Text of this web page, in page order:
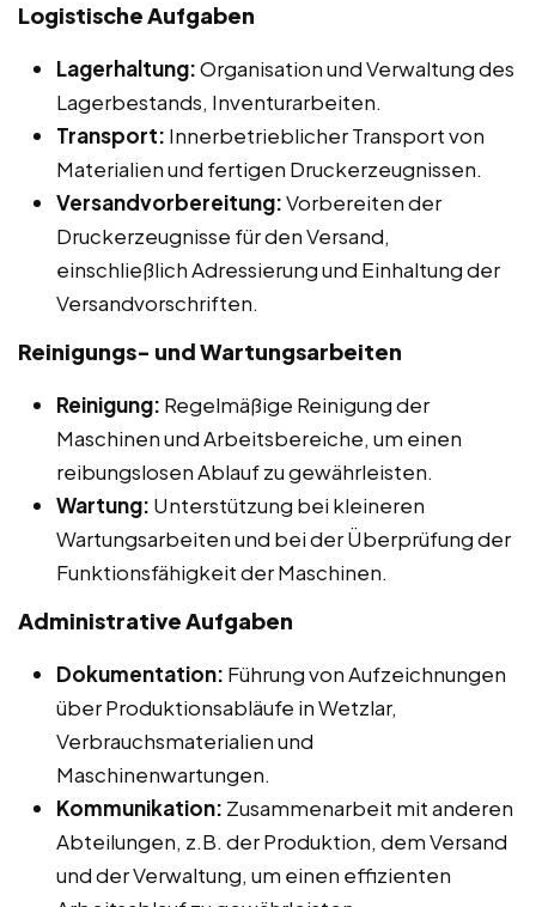
Logistische Aufgaben
Lagerhaltung:Organisation und Verwaltung des
Lagerbestands, Inventurarbeiten.
Transport: Innerbetrieblicher Transport von
Materialien und fertigen Druckerzeugnissen.
Versandvorbereitung:Vorbereiten der
Druckerzeugnisse für den Versand,
einschließlich Adressierung und Einhaltung der
Versandvorschriften.
Reinigungs- und Wartungsarbeiten
Reinigung: Regelmäßige Reinigung der
Maschinen und Arbeitsbereiche, um einen
reibungslosen Ablauf zu gewährleisten.
Wartung: Unterstützung bei kleineren
Wartungsarbeiten und bei der Überprüfung der
Funktionsfähigkeit der Maschinen.
Administrative Aufgaben
Dokumentation: Führung von Aufzeichnungen
über Produktionsabläufe in Wetzlar,
Verbrauchsmaterialien und
Maschinenwartungen.
Kommunikation: Zusammenarbeit mit anderen
Abteilungen, z.B. der Produktion, dem Versand
und der Verwaltung, um einen effizienten